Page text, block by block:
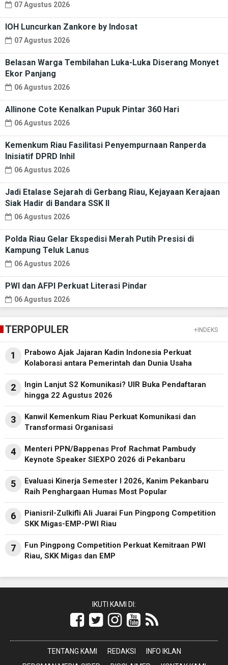
07 Agustus 2026
IOH Luncurkan Zankore by Indosat
07 Agustus 2026
Belasan Warga Tembilahan Luka-Luka Diserang Monyet
Ekor Panjang
06 Agustus 2026
Allinone Cote Kenalkan Pupuk Pintar 360 Hari
06 Agustus 2026
Kemenkum Riau Fasilitasi Penyempurnaan Ranperda
Inisiatif DPRD Inhil
06 Agustus 2026
Jadi Etalase Sejarah di Gerbang Riau, Kejayaan Kerajaan
Siak Hadir di Bandara SSK II
06 Agustus 2026
Polda Riau Gelar Ekspedisi Merah Putih Presisi di
Kampung Teluk Lanus
06 Agustus 2026
PWI dan AFPI Perkuat Literasi Pindar
06 Agustus 2026
TERPOPULER +INDEKS
1
Prabowo Ajak Jajaran Kadin Indonesia Perkuat
Kolaborasi antara Pemerintah dan Dunia Usaha
2
Ingin Lanjut S2 Komunikasi? UIR Buka Pendaftaran
hingga 22 Agustus 2026
3
Kanwil Kemenkum Riau Perkuat Komunikasi dan
Transformasi Organisasi
4
Menteri PPN/Bappenas Prof Rachmat Pambudy
Keynote Speaker SIEXPO 2026 di Pekanbaru
5
Evaluasi Kinerja Semester I 2026, Kanim Pekanbaru
Raih Penghargaan Humas Most Popular
6
Pianisril-Zulkifli Ali Juarai Fun Pingpong Competition
SKK Migas-EMP-PWI Riau
7
Fun Pingpong Competition Perkuat Kemitraan PWI
Riau, SKK Migas dan EMP
IKUTI KAMI DI:
TENTANG KAMI REDAKSI
INFO IKLAN